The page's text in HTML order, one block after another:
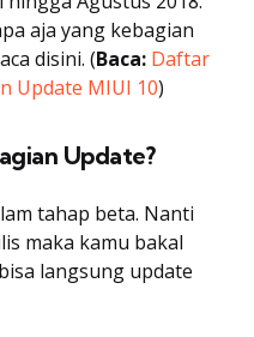
aja yang kebagian
disini. (Baca: Daftar
Update MIUI 10)
Update?
tahap beta. Nanti
maka kamu bakal
langsung update